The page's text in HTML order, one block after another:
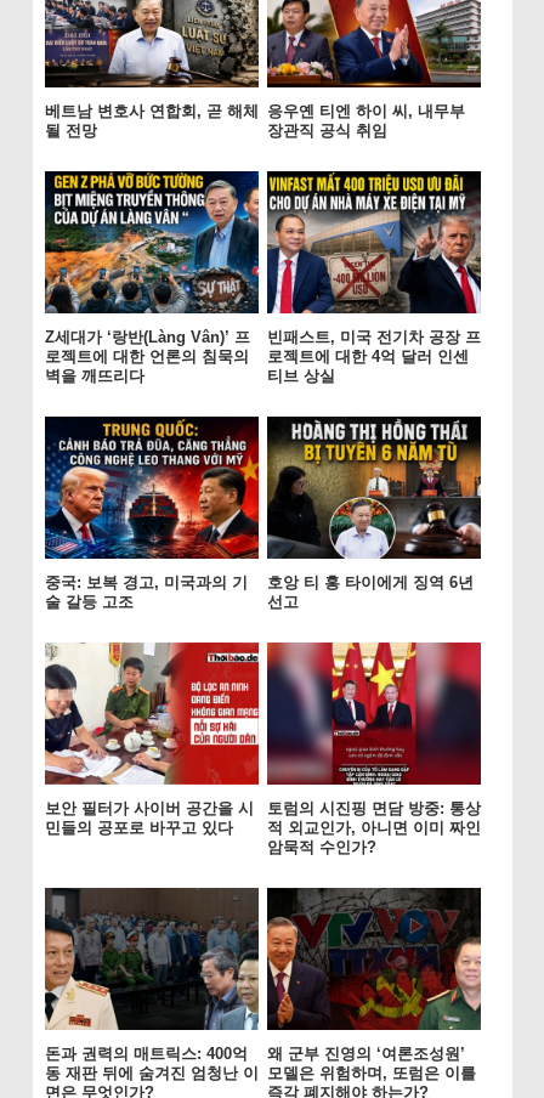
베트남 변호사 연합회, 곧 해체
될 전망
응우옌 티엔 하이 씨, 내무부
장관직 공식 취임
Z세대가 ‘랑반(Làng Vân)’ 프
로젝트에 대한 언론의 침묵의
벽을 깨뜨리다
빈패스트, 미국 전기차 공장 프
로젝트에 대한 4억 달러 인센
티브 상실
중국: 보복 경고, 미국과의 기
술 갈등 고조
호앙 티 홍 타이에게 징역 6년
선고
보안 필터가 사이버 공간을 시
민들의 공포로 바꾸고 있다
토럼의 시진핑 면담 방중: 통상
적 외교인가, 아니면 이미 짜인
암묵적 수인가?
돈과 권력의 매트릭스: 400억
동 재판 뒤에 숨겨진 엄청난 이
면은 무엇인가?
왜 군부 진영의 ‘여론조성원’
모델은 위험하며, 또럼은 이를
즉각 폐지해야 하는가?